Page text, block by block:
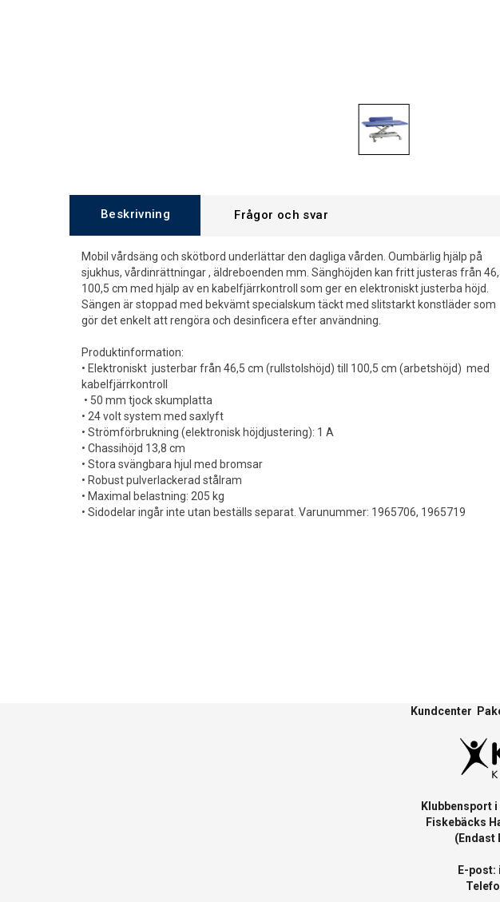
Beskrivning Frågor och svar
Mobil vårdsäng och skötbord underlättar den dagliga vården. Oumbärlig hjälp på
sjukhus, vårdinrättningar , äldreboenden mm. Sänghöjden kan fritt justeras från
100,5 cm med hjälp av en kabelfjärrkontroll som ger en elektroniskt justerba höjd.
Sängen är stoppad med bekvämt specialskum täckt med slitstarkt konstläder som
gör det enkelt att rengöra och desinficera efter användning.
Produktinformation:
• Elektroniskt justerbar från 46,5 cm (rullstolshöjd) till 100,5 cm (arbetshöjd) med
kabelfjärrkontroll
• 50 mm tjock skumplatta
• 24 volt system med saxlyft
• Strömförbrukning (elektronisk höjdjustering): 1 A
• Chassihöjd 13,8 cm
• Stora svängbara hjul med bromsar
• Robust pulverlackerad stålram
• Maximal belastning: 205 kg
• Sidodelar ingår inte utan beställs separat. Varunummer: 1965706, 1965719
Kundcenter
Klubbensport i
Fiskebäcks
(Endast
E-post: